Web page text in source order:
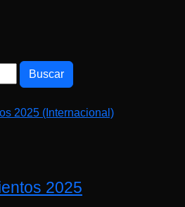
Buscar
2025 (Internacional)
2025